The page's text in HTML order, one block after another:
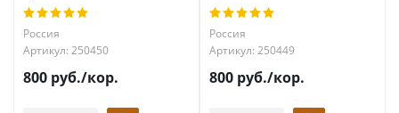
Россия
Артикул: 250450
800 руб./кор.
Россия
Артикул: 250449
800 руб./кор.